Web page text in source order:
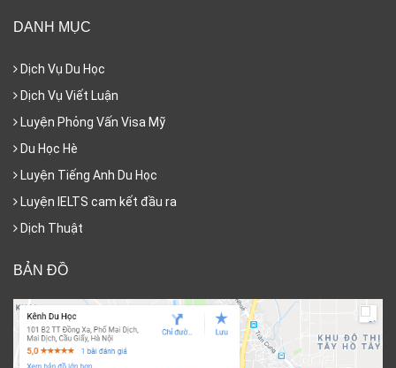
DANH MỤC
Dịch Vụ Du Học
Dịch Vụ Viết Luận
Luyện Phỏng Vấn Visa Mỹ
Du Học Hè
Luyện Tiếng Anh Du Học
Luyện IELTS cam kết đầu ra
Dịch Thuật
BẢN ĐỒ